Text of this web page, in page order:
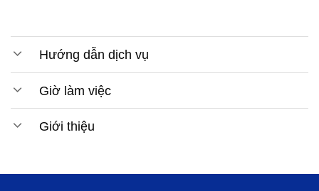
Hướng dẫn dịch vụ
Giờ làm việc
Giới thiệu